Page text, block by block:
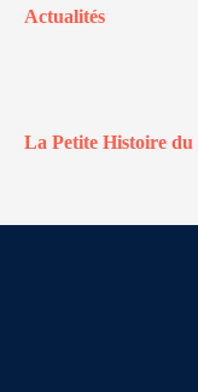
Actualités
La Petite Histoire